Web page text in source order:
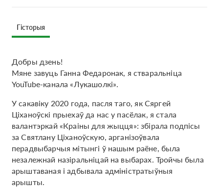
Гісторыя
Добры дзень!
Мяне завуць Ганна Федаронак, я стваральніца
YouTube-канала «Лукашолкі».
У сакавіку 2020 года, пасля таго, як Сяргей
Ціханоўскі прыехаў да нас у пасёлак, я стала
валантэркай «Краіны для жыцця»: збірала подпісы
за Святлану Ціханоўскую, арганізоўвала
перадвыбарчыя мітынгі ў нашым раёне, была
незалежнай назіральніцай на выбарах. Тройчы была
арыштаваная і адбывала адміністратыўныя
арышты.